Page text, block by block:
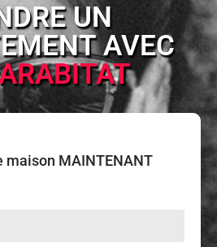
UN
AVEC
maison MAINTENANT